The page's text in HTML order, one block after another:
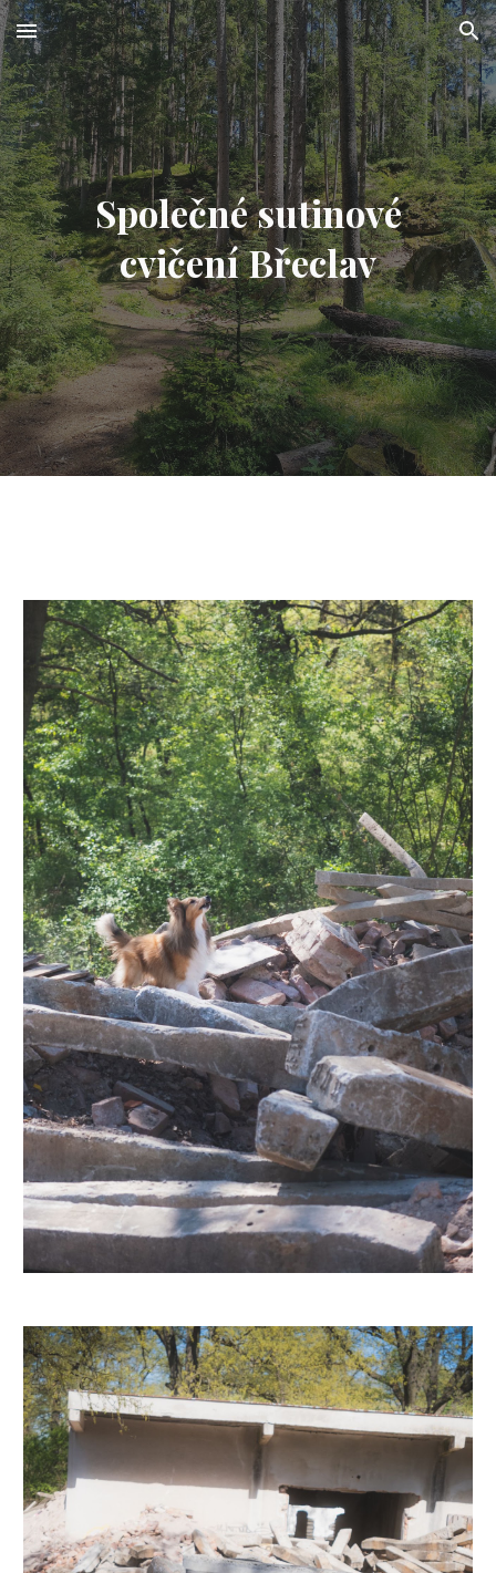
Skip to main content Skip to navigation
Společné sutinové
cvičení Břeclav